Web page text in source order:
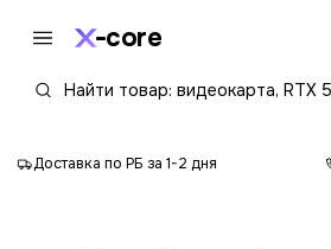
core
Доставка по РБ за 1-2 дня